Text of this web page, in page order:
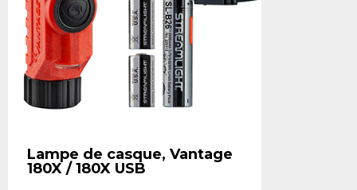
Lampe de casque, Vantage
180X / 180X USB